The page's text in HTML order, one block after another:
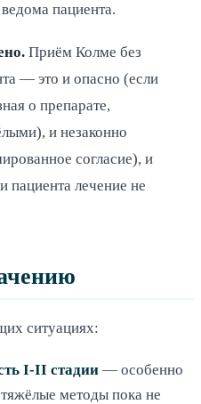
пациента.
Приём Колме без
— это и опасно (если
о препарате,
и незаконно
согласие), и
пациента лечение не
ситуациях:
I-II стадии — особенно
методы пока не